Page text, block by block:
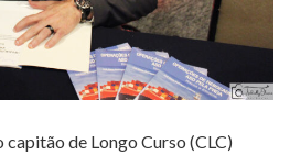
de Longo Curso (CLC)